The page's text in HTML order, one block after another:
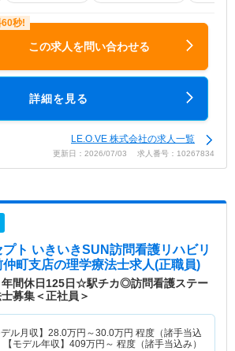
この求人を問い合わせる
詳細を見る
LE.O.VE 株式会社の求人一覧
更新日：2026/07/03 求人番号：10267834
ト いきいきSUN訪問看護リハビリ
仲町支店の理学療法士求人(正職員)
年間休日125日☆駅チカ◎訪問看護ステー
募集＜正社員＞
デル月収】 28.0万円～30.0万円 程度（諸手当込
【モデル年収】 409万円～ 程度（諸手当込み）